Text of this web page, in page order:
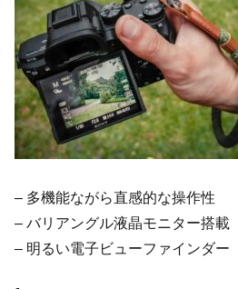
– 多機能ながら直感的な操作性
– バリアングル液晶モニター搭載
– 明るい電子ビューファインダー